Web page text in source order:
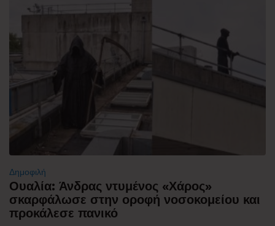
Δημοφιλή
Ουαλία: Άνδρας ντυμένος «Χάρος»
σκαρφάλωσε στην οροφή νοσοκομείου και
προκάλεσε πανικό